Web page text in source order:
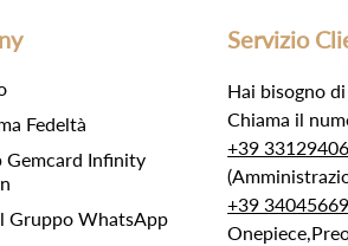
Fedeltà
Gemcard Infinity
Gruppo WhatsApp
Servizio
Hai bisogno
Chiama il
+39
+39